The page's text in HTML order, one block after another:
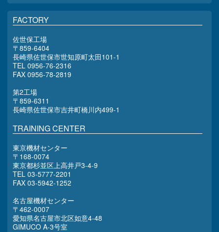
FACTORY
佐世保工場
〒859-6404
長崎県佐世保市世知原町太田101-1
TEL 0956-76-2316
FAX 0956-78-2819
第2工場
〒859-6311
長崎県佐世保市吉井町橋川内499-1
TRAINING CENTER
東京機材センター
〒168-0074
東京都杉並区上高井戸3-4-9
TEL 03-5777-2201
FAX 03-5942-1252
名古屋機材センター
〒462-0007
愛知県名古屋市北区如意4-48
GIMUCO A-3号室